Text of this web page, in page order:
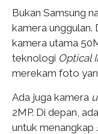
Bukan Samsung
kamera unggulan.
kamera utama
teknologi Optical
merekam foto
Ada juga kamera
2MP. Di depan,
untuk menangkap